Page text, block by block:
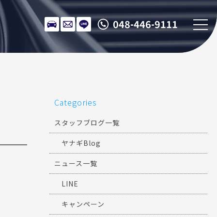
048-446-9111
Categories
スタッフブログ一覧
ヤナギBlog
ニュース一覧
LINE
キャンペーン